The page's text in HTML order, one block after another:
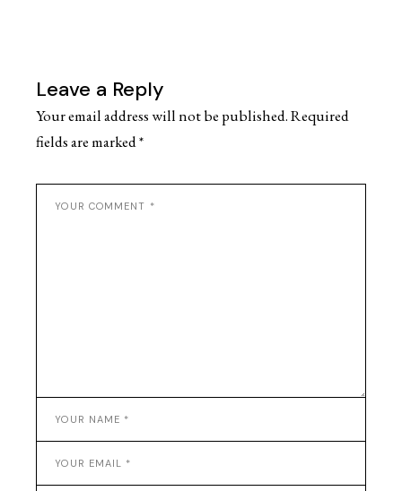
Leave a Reply
Your email address will not be published.Required
fields are marked*